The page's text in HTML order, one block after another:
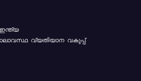
വ്യതിയാന വകുപ്പ്